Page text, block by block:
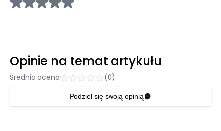
Opinie na temat artykułu
Średnia ocena (0)
Podziel się swoją opinią